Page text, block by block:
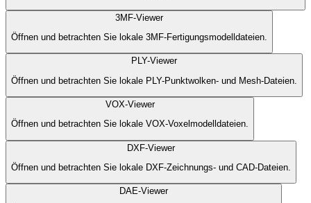
3MF-Viewer
Öffnen und betrachten Sie lokale 3MF-Fertigungsmodelldateien.
PLY-Viewer
Öffnen und betrachten Sie lokale PLY-Punktwolken- und Mesh-Dateien.
VOX-Viewer
Öffnen und betrachten Sie lokale VOX-Voxelmodelldateien.
DXF-Viewer
Öffnen und betrachten Sie lokale DXF-Zeichnungs- und CAD-Dateien.
DAE-Viewer